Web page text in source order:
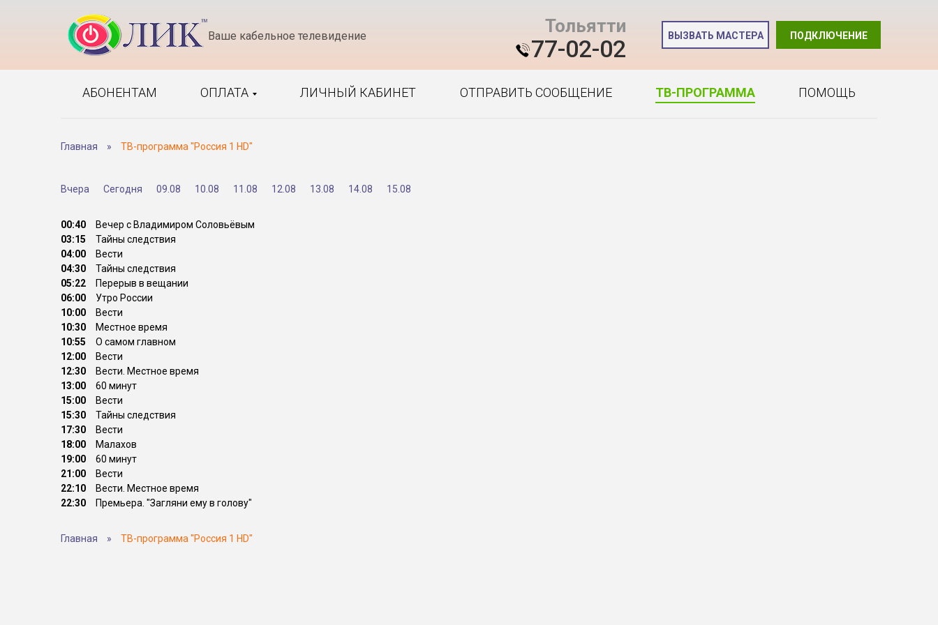
Ваше кабельное телевидение Тольятти
77-02-02 ПОДКЛЮЧЕНИЕ
ВЫЗВАТЬ МАСТЕРА
АБОНЕНТАМ ОПЛАТА ЛИЧНЫЙ КАБИНЕТ ОТПРАВИТЬ СООБЩЕНИЕ ТВ-ПРОГРАММА ПОМОЩЬ
Главная » ТВ-программа "Россия 1 HD"
Вчера Сегодня 09.08 10.08 11.08 12.08 13.08 14.08 15.08
00:40
Вечер с Владимиром Соловьёвым
03:15
Тайны следствия
04:00
Вести
04:30
Тайны следствия
05:22
Перерыв в вещании
06:00
Утро России
10:00
Вести
10:30
Местное время
10:55
О самом главном
12:00
Вести
12:30
Вести. Местное время
13:00
60 минут
15:00
Вести
15:30
Тайны следствия
17:30
Вести
18:00
Малахов
19:00
60 минут
21:00
Вести
22:10
Вести. Местное время
22:30
Премьера. "Загляни ему в голову"
Главная » ТВ-программа "Россия 1 HD"